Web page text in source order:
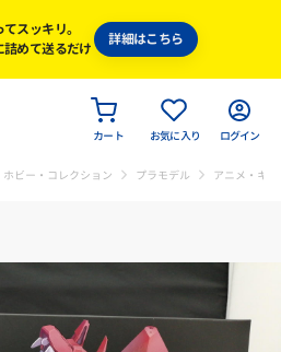
スッキリ。
詰めて送るだけ
詳細はこちら
カート お気に入り ログイン
ビー・コレクション プラモデル アニメ・キ